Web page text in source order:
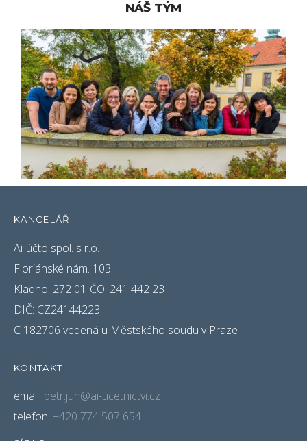
NÁŠ TÝM
KANCELÁŘ
Ai-účto spol. s r.o.
Floriánské nám. 103
Kladno, 272 01IČO: 241 442 23
DIČ: CZ24144223
C 182706 vedená u Městského soudu v Praze
KONTAKT
email: petr.jun@ai-ucetnictvi.cz
telefon: +420 774 507 654